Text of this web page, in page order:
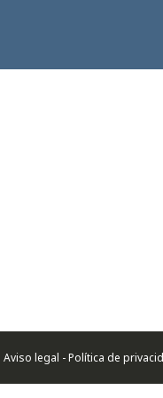
Aviso legal - Política de